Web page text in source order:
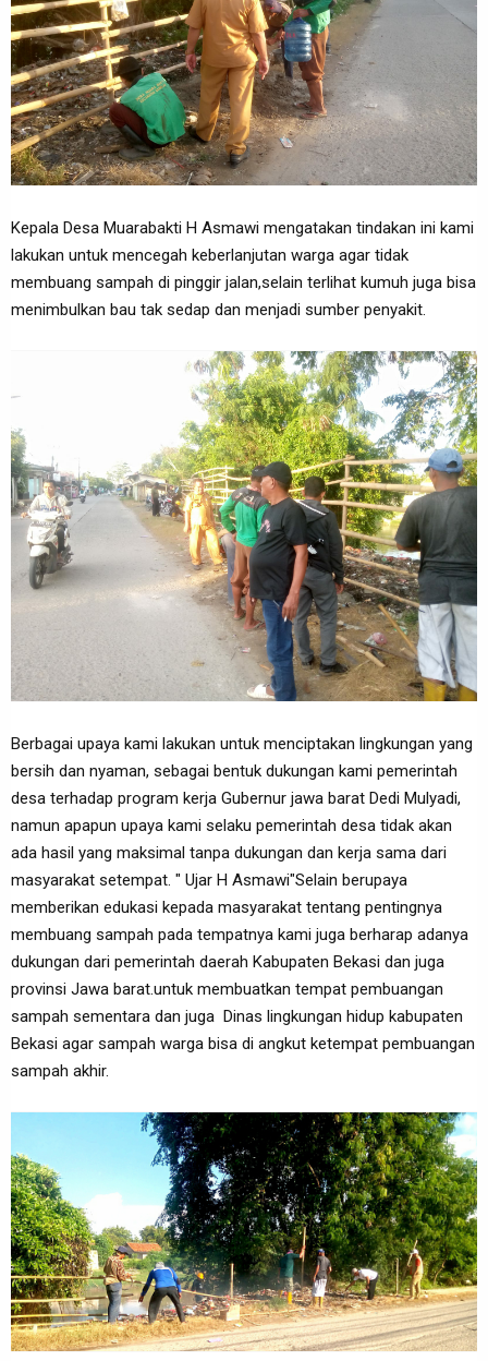
Kepala Desa Muarabakti H Asmawi mengatakan tindakan ini kami
lakukan untuk mencegah keberlanjutan warga agar tidak
membuang sampah di pinggir jalan,selain terlihat kumuh juga bisa
menimbulkan bau tak sedap dan menjadi sumber penyakit.
Berbagai upaya kami lakukan untuk menciptakan lingkungan yang
bersih dan nyaman, sebagai bentuk dukungan kami pemerintah
desa terhadap program kerja Gubernur jawa barat Dedi Mulyadi,
namun apapun upaya kami selaku pemerintah desa tidak akan
ada hasil yang maksimal tanpa dukungan dan kerja sama dari
masyarakat setempat. " Ujar H Asmawi"Selain berupaya
memberikan edukasi kepada masyarakat tentang pentingnya
membuang sampah pada tempatnya kami juga berharap adanya
dukungan dari pemerintah daerah Kabupaten Bekasi dan juga
provinsi Jawa barat.untuk membuatkan tempat pembuangan
sampah sementara dan juga Dinas lingkungan hidup kabupaten
Bekasi agar sampah warga bisa di angkut ketempat pembuangan
sampah akhir.